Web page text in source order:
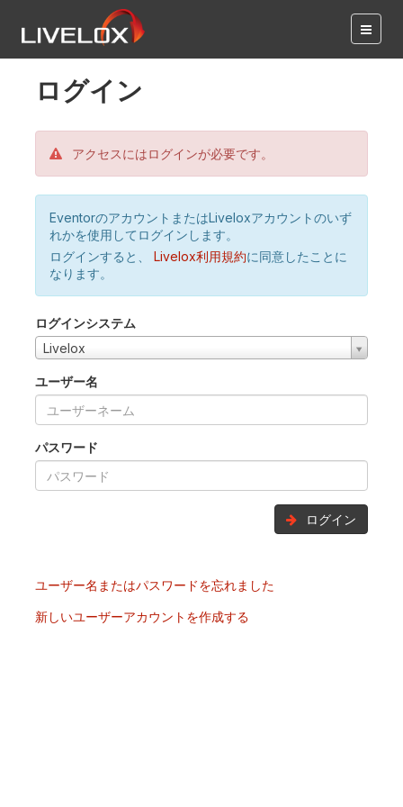
ログイン
アクセスにはログインが必要です。
EventorのアカウントまたはLiveloxアカウントのいず
れかを使用してログインします。
ログインすると、
Livelox利用規約に同意したことに
なります。
ログインシステム
Livelox
ユーザー名
パスワード
ログイン
ユーザー名またはパスワードを忘れました
新しいユーザーアカウントを作成する